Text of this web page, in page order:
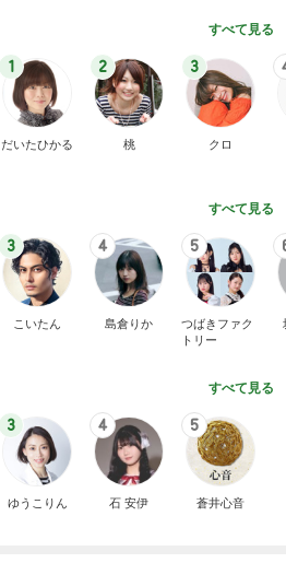
すべて見る
1
だいたひかる
2
桃
3
クロ
すべて見る
3
こいたん
4
島倉りか
5
つばきファク
トリー
すべて見る
3
ゆうこりん
4
石 安伊
5
蒼井心音